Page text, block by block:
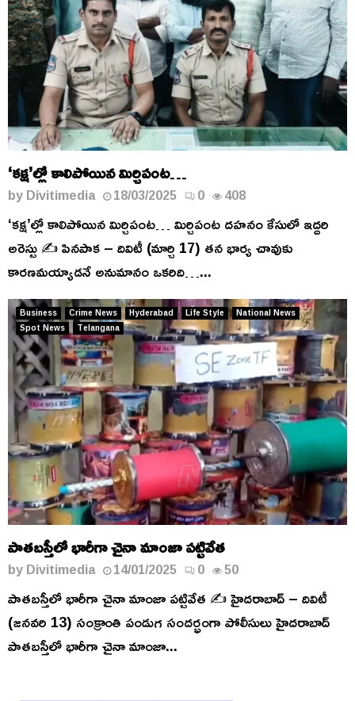
‘కక్ష’ల్లో కాలిపోయిన మిర్చిపంట…
byDivitimedia 18/03/2025 0 408
‘కక్ష’ల్లో కాలిపోయిన మిర్చిపంట… మిర్చిపంట దహనం కేసులో ఇద్దరి
అరెస్టు ✍️ పినపాక – దివిటీ (మార్చి 17) తన భార్య చావుకు
కారణమయ్యాడనే అనుమానం ఒకరిది…...
Business Crime News Hyderabad Life Style
National News
Spot News
Telangana
పాతబస్తీలో భారీగా చైనా మాంజా పట్టివేత
byDivitimedia 14/01/2025 0 50
పాతబస్తీలో భారీగా చైనా మాంజా పట్టివేత ✍️ హైదరాబాద్ – దివిటీ
(జనవరి 13) సంక్రాంతి పండుగ సందర్భంగా పోలీసులు హైదరాబాద్
పాతబస్తీలో భారీగా చైనా మాంజా...